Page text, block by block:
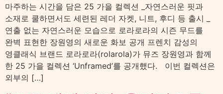
마주하는 시간을 담은 25 가을 컬렉션 _자연스러운 핏과
소재로 쿨하면서도 세련된 레더 자켓, 니트, 후디 등 출시 _
연출 없는 자연스러운 모습으로 로라로라의 시즌 무드를
완벽 표현한 장원영의 새로운 화보 공개 프렌치 감성의
영클래식 브랜드 로라로라(rolarola)가 뮤즈 장원영과 함께
한 25 가을 컬렉션 ‘Unframed’를 공개했다. 이번 컬렉션은
외부의 […]